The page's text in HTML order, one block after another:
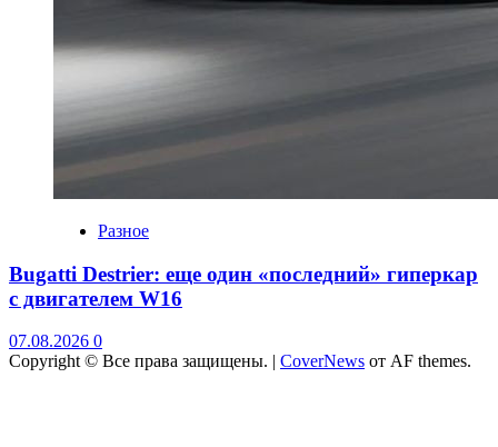
Разное
Bugatti Destrier: еще один «последний» гиперкар
с двигателем W16
07.08.2026 0
Copyright © Все права защищены. | CoverNews от AF themes.